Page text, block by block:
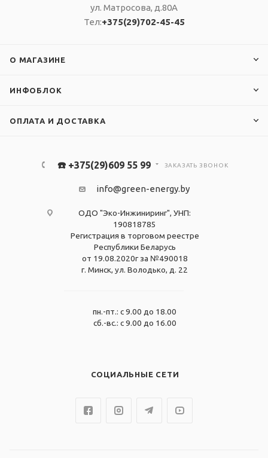
ул. Матросова, д.80А
Тел:+375(29)702-45-45
О МАГАЗИНЕ
ИНФОБЛОК
ОПЛАТА И ДОСТАВКА
☎️ +375(29)609 55 99 ЗАКАЗАТЬ ЗВОНОК
info@green-energy.by
ОДО "Эко-Инжиниринг", УНП:
190818785
Регистрация в торговом реестре
Республики Беларусь
от 19.08.2020г за №490018
г. Минск, ул. Володько, д. 22
пн.-пт.: с 9.00 до 18.00
сб.-вс.: с 9.00 до 16.00
СОЦИАЛЬНЫЕ СЕТИ